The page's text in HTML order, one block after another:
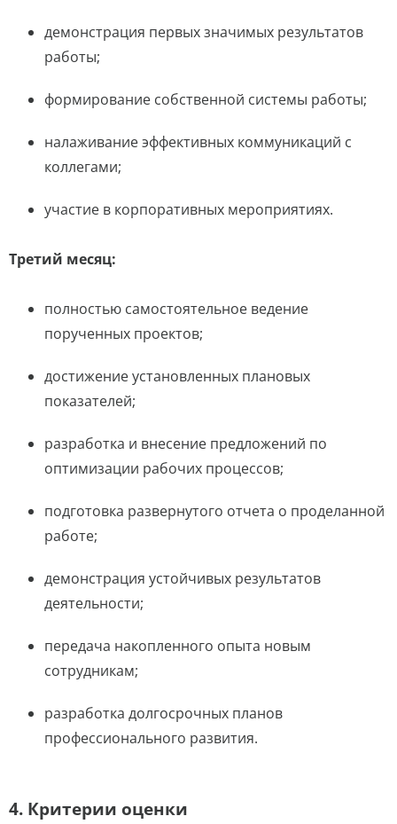
демонстрация первых значимых результатов
работы;
формирование собственной системы работы;
налаживание эффективных коммуникаций с
коллегами;
участие в корпоративных мероприятиях.
Третий месяц:
полностью самостоятельное ведение
порученных проектов;
достижение установленных плановых
показателей;
разработка и внесение предложений по
оптимизации рабочих процессов;
подготовка развернутого отчета о проделанной
работе;
демонстрация устойчивых результатов
деятельности;
передача накопленного опыта новым
сотрудникам;
разработка долгосрочных планов
профессионального развития.
4. Критерии оценки